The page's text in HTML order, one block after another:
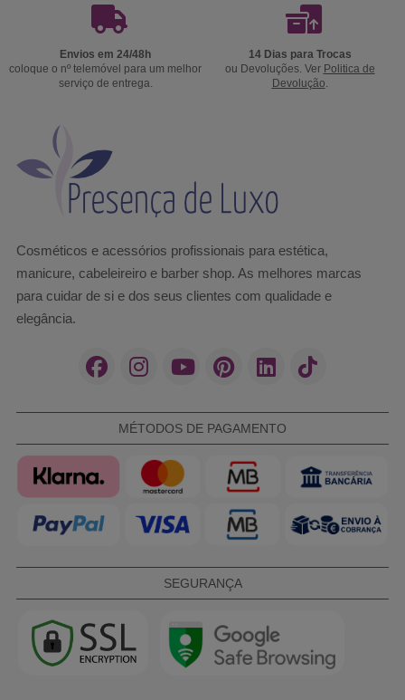
Envios em 24/48h
coloque o nº telemóvel para um melhor
serviço de entrega.
14 Dias para Trocas
ou Devoluções. Ver Politica de
Devolução
Cosméticos e acessórios profissionais para estética,
manicure, cabeleireiro e barber shop. As melhores marcas
para cuidar de si e dos seus clientes com qualidade e
elegância.
MÉTODOS DE PAGAMENTO
SEGURANÇA